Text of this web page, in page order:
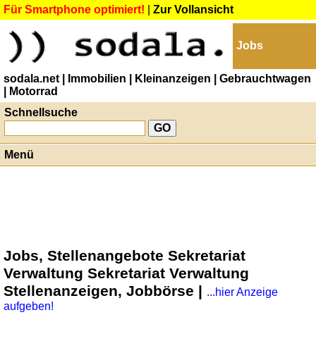
Für Smartphone optimiert! Zur Vollansicht
Jobs
sodala.net | Immobilien | Kleinanzeigen
| Gebrauchtwagen
| Motorrad
Schnellsuche
Menü
Jobs, Stellenangebote Sekretariat
Verwaltung Sekretariat Verwaltung
Stellenanzeigen, Jobbörse | ...hier Anzeige
aufgeben!